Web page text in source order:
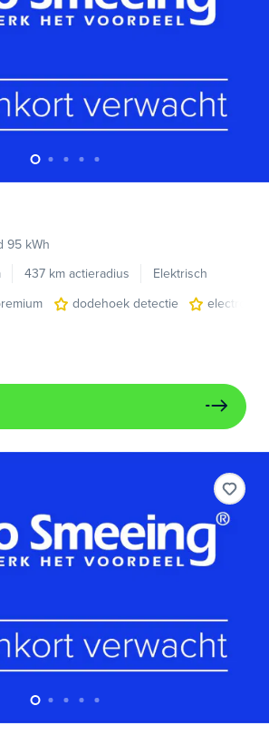
95 kWh
437 km actieradius
Elektrisch
dodehoek detectie
electronic